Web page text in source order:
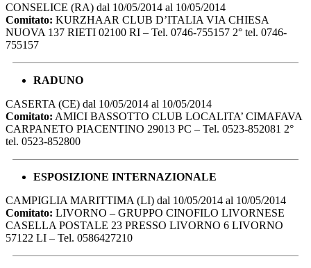
CONSELICE (RA) dal 10/05/2014 al 10/05/2014
Comitato: KURZHAAR CLUB D’ITALIA VIA CHIESA
NUOVA 137 RIETI 02100 RI – Tel. 0746-755157 2° tel. 0746-
755157
RADUNO
CASERTA (CE) dal 10/05/2014 al 10/05/2014
Comitato: AMICI BASSOTTO CLUB LOCALITA’ CIMAFAVA
CARPANETO PIACENTINO 29013 PC – Tel. 0523-852081 2°
tel. 0523-852800
ESPOSIZIONE INTERNAZIONALE
CAMPIGLIA MARITTIMA (LI) dal 10/05/2014 al 10/05/2014
Comitato: LIVORNO – GRUPPO CINOFILO LIVORNESE
CASELLA POSTALE 23 PRESSO LIVORNO 6 LIVORNO
57122 LI – Tel. 0586427210